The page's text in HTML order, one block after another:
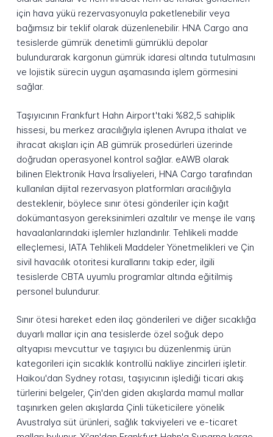
için hava yükü rezervasyonuyla paketlenebilir veya
bağımsız bir teklif olarak düzenlenebilir. HNA Cargo ana
tesislerde gümrük denetimli gümrüklü depolar
bulundurarak kargonun gümrük idaresi altında tutulmasını
ve lojistik sürecin uygun aşamasında işlem görmesini
sağlar.
Taşıyıcının Frankfurt Hahn Airport'taki %82,5 sahiplik
hissesi, bu merkez aracılığıyla işlenen Avrupa ithalat ve
ihracat akışları için AB gümrük prosedürleri üzerinde
doğrudan operasyonel kontrol sağlar. eAWB olarak
bilinen Elektronik Hava İrsaliyeleri, HNA Cargo tarafından
kullanılan dijital rezervasyon platformları aracılığıyla
desteklenir, böylece sınır ötesi gönderiler için kağıt
dokümantasyon gereksinimleri azaltılır ve menşe ile varış
havaalanlarındaki işlemler hızlandırılır. Tehlikeli madde
elleçlemesi, IATA Tehlikeli Maddeler Yönetmelikleri ve Çin
sivil havacılık otoritesi kurallarını takip eder, ilgili
tesislerde CBTA uyumlu programlar altında eğitilmiş
personel bulundurur.
Sınır ötesi hareket eden ilaç gönderileri ve diğer sıcaklığa
duyarlı mallar için ana tesislerde özel soğuk depo
altyapısı mevcuttur ve taşıyıcı bu düzenlenmiş ürün
kategorileri için sıcaklık kontrollü nakliye zincirleri işletir.
Haikou'dan Sydney rotası, taşıyıcının işlediği ticari akış
türlerini belgeler, Çin'den giden akışlarda mamul mallar
taşınırken gelen akışlarda Çinli tüketicilere yönelik
Avustralya süt ürünleri, sağlık takviyeleri ve e-ticaret